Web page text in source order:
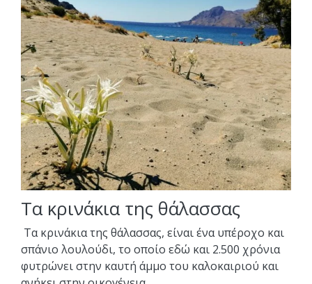
Τα κρινάκια της θάλασσας
Τα κρινάκια της θάλασσας, είναι ένα υπέροχο και
σπάνιο λουλούδι, το οποίο εδώ και 2.500 χρόνια
φυτρώνει στην καυτή άμμο του καλοκαιριού και